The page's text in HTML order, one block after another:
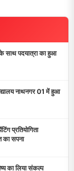
साथ पदयात्रा का हुआ
नाथनगर 01 में हुआ
प्रतियोगिता
का सपना
का लिया संकल्प